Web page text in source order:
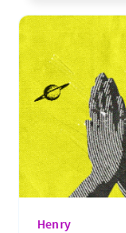
requeriría
para extraer
ineficiencia es
hace 4 meses •
Henry